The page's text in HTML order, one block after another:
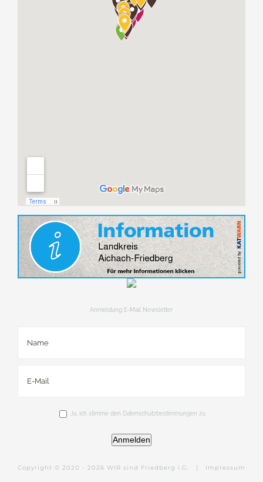
Anmeldung E-Mail Newsletter
Ja, ich stimme den Datenschutzbestimmungen zu.
Anmelden
Copyright © 2020 - 2026 WIR sind Friedberg i.G. | Impressum